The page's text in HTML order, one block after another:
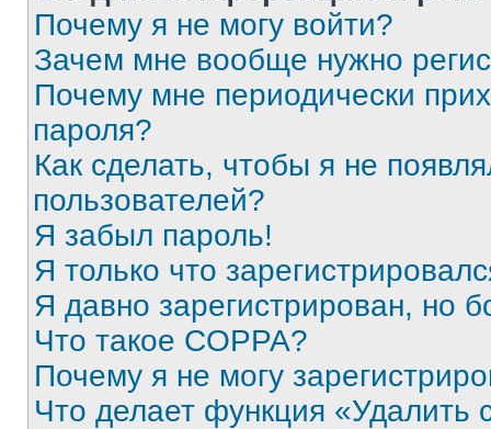
Почему я не могу войти?
Зачем мне вообще нужно
Почему мне периодически
пароля?
Как сделать, чтобы я не
пользователей?
Я забыл пароль!
Я только что
Я давно зарегистрирован, но
Что такое COPPA?
Почему я не могу
Что делает функция «Удалить